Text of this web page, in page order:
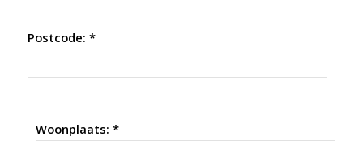
Postcode: *
Woonplaats: *